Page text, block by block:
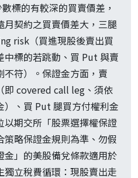
標的有較深的買賣價差，
契約之買賣價差大，三腿
risk（買進現股後賣出買
標的若跳動、買 Put 與賣
符）。保證金方面，賣
即 covered call leg、須依
、買 Put 腿買方付權利金
期交所「股票選擇權保證
略保證金規則為準、勿假
」的美股備兌條款適用於
立稅費循環：現股賣出走